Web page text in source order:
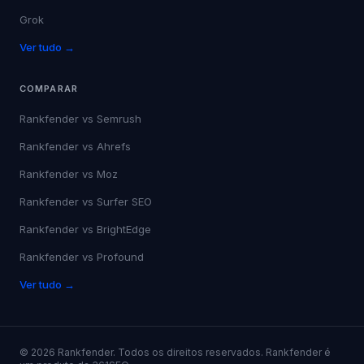
Grok
Ver tudo →
COMPARAR
Rankfender vs Semrush
Rankfender vs Ahrefs
Rankfender vs Moz
Rankfender vs Surfer SEO
Rankfender vs BrightEdge
Rankfender vs Profound
Ver tudo →
© 2026 Rankfender. Todos os direitos reservados. Rankfender é